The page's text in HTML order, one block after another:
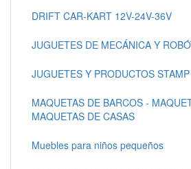
DRIFT CAR-KART 12V-24V-36V
JUGUETES DE MECÁNICA Y
JUGUETES Y PRODUCTOS STAMP
MAQUETAS DE BARCOS -
MAQUETAS DE CASAS
Muebles para niños pequeños